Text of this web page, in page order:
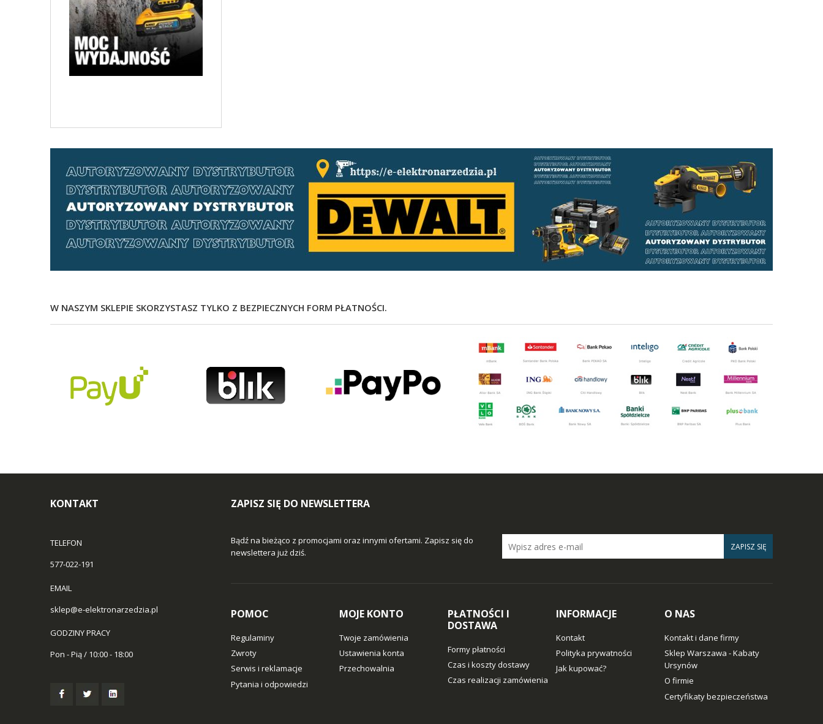
W NASZYM SKLEPIE SKORZYSTASZ TYLKO Z BEZPIECZNYCH FORM PŁATNOŚCI.
KONTAKT
TELEFON
577-022-191
EMAIL
sklep@e-elektronarzedzia.pl
GODZINY PRACY
Pon - Pią / 10:00 - 18:00
ZAPISZ SIĘ DO NEWSLETTERA
Bądź na bieżąco z promocjami oraz innymi ofertami. Zapisz się do
newslettera już dziś.
ZAPISZ SIĘ
POMOC
Regulaminy
Zwroty
Serwis i reklamacje
Pytania i odpowiedzi
MOJE KONTO
Twoje zamówienia
Ustawienia konta
Przechowalnia
PŁATNOŚCI I
DOSTAWA
Formy płatności
Czas i koszty dostawy
Czas realizacji zamówienia
INFORMACJE
Kontakt
Polityka prywatności
Jak kupować?
O NAS
Kontakt i dane firmy
Sklep Warszawa - Kabaty
Ursynów
O firmie
Certyfikaty bezpieczeństwa